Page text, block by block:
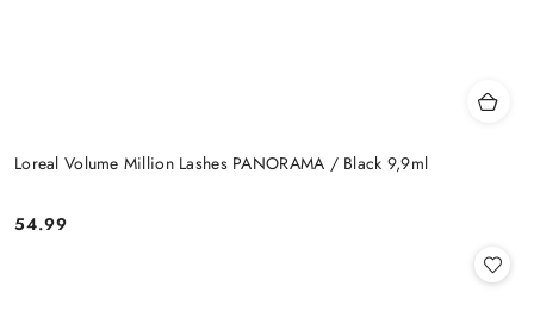
Loreal Volume Million Lashes PANORAMA / Black 9,9ml
Cena:
54.99